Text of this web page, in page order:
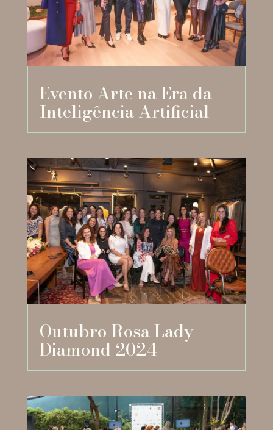
Evento Arte na Era da
Inteligência Artificial
Outubro Rosa Lady
Diamond 2024